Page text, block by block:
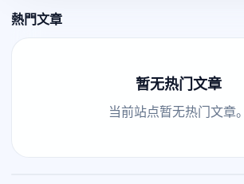
熱門文章
暂无热门文章
当前站点暂无热门文章。